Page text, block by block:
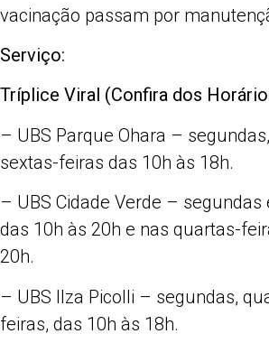
vacinação passam por
Serviço:
Tríplice Viral (Confira dos
– UBS Parque Ohara –
sextas-feiras das 10h às 18h.
– UBS Cidade Verde –
das 10h às 20h e nas quartas-
20h.
– UBS Ilza Picolli – segundas,
feiras, das 10h às 18h.